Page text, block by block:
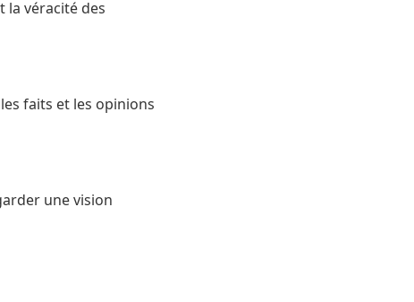
la véracité des
faits et les opinions
une vision